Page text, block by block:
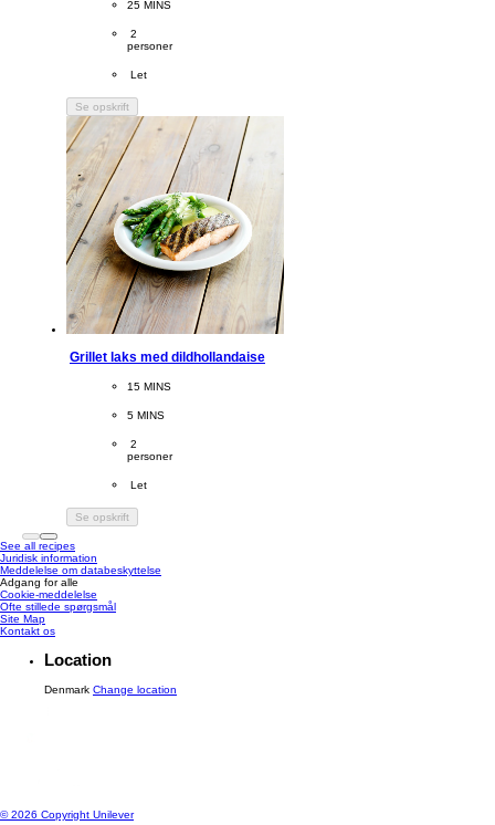
PreparationTime
25 MINS
Servings
2
personer
Difficulty
Let
Se opskrift
Grillet laks med dildhollandaise
CookingTime
15 MINS
PreparationTime
5 MINS
Servings
2
personer
Difficulty
Let
Se opskrift
See all recipes
Juridisk information
Meddelelse om databeskyttelse
Adgang for alle
Cookie-meddelelse
Ændre Indstillingerne
Site Map